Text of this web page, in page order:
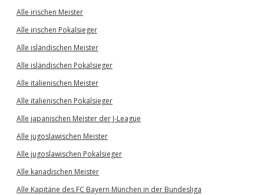
Alle irischen Meister
Alle irischen Pokalsieger
Alle isländischen Meister
Alle isländischen Pokalsieger
Alle italienischen Meister
Alle italienischen Pokalsieger
Alle japanischen Meister der J-League
Alle jugoslawischen Meister
Alle jugoslawischen Pokalsieger
Alle kanadischen Meister
Alle Kapitäne des FC Bayern München in der Bundesliga